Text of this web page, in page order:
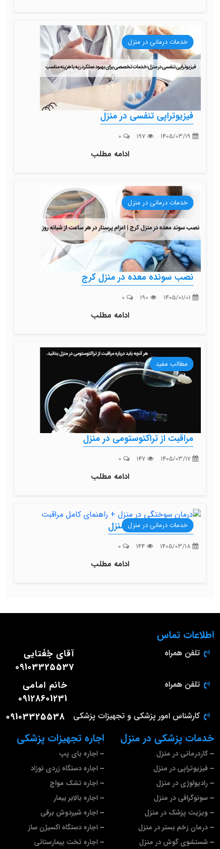
خدمات درمانی در منزل
فیزیوتراپی تنفسی در منزل
ادامه مطلب
خدمات درمانی در منزل
نصب سونده معده در منزل کرج
ادامه مطلب
مطالب مفید
مراقبت از تراکئوستومی در منزل
ادامه مطلب
خدمات درمانی در منزل
درمان سوختگی در منزل
ادامه مطلب
اجاره تجهیزات پزشکی
اجاره بای پپ
اجاره دستگاه زردی نوزاد
اجاره تشک مواج
اجاره بالابر بیمار
اجاره شیردوش برقی
اجاره دستگاه اکسیژن ساز
اجاره تخت بیمارستانی
خدمات پزشکی در منزل
کاردرمانی در منزل
فیزیوتراپی در منزل
رادیولوژی در منزل
سونوگرافی در منزل
ویزیت پزشک در منزل
درمان زخم بستر در منزل
شستشوی گوش در منزل
اطلاعات تماس
تلفن همراه
آقای جُغَتایی
09103325537
تلفن همراه
خانم امامی
09128601231
کارشناس امور پزشکی و تجهیزات پزشکی 09103325538